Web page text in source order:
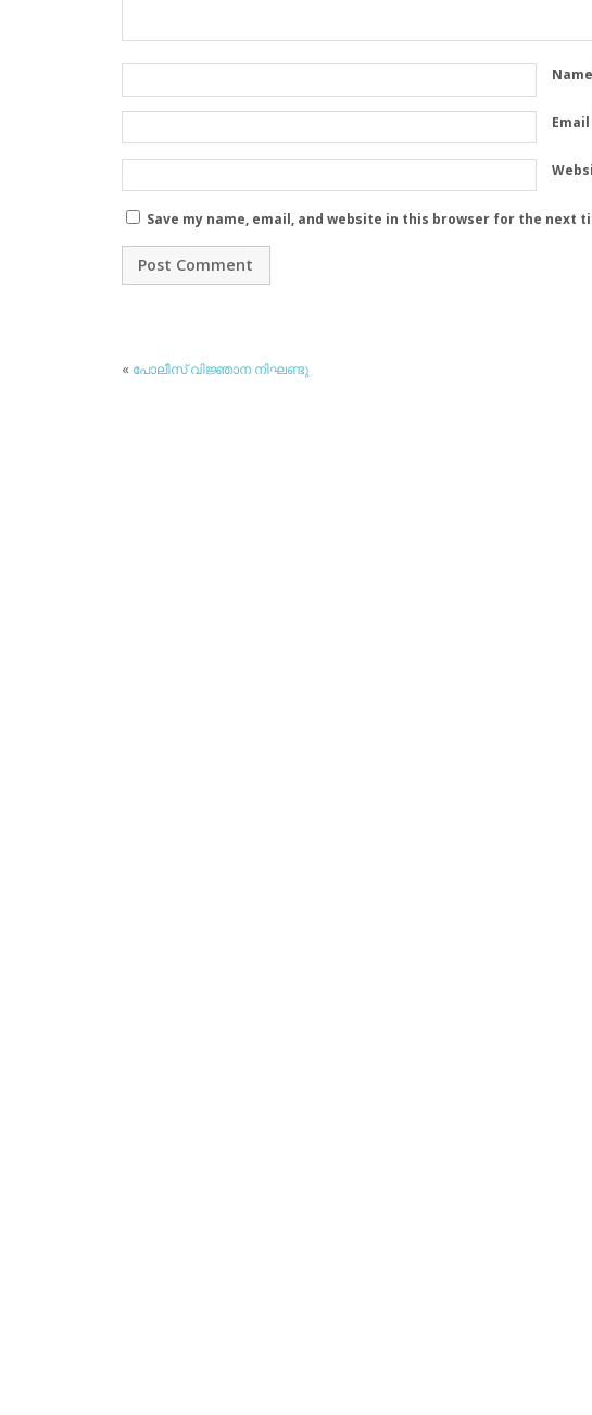
Name
Email
Save my name, email, and website in this browser for the next
« പോലീസ് വിജ്ഞാന നിഘണ്ടു